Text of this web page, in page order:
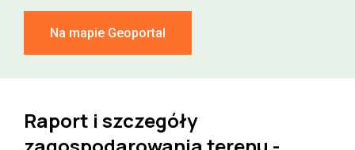
Na mapie Geoportal
Raport i szczegóły